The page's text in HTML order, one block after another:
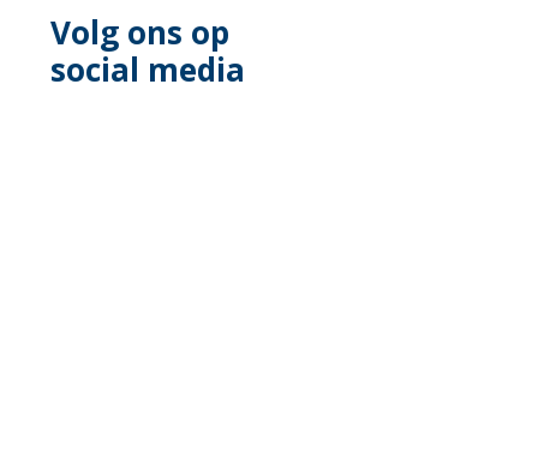
Volg ons op
social media